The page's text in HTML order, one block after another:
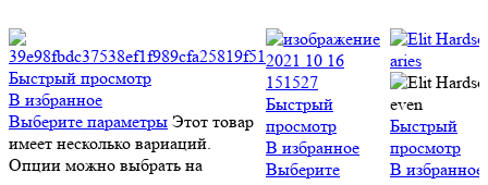
Быстрый просмотр
В избранное
Выберите параметры Этот товар
имеет несколько вариаций.
Опции можно выбрать на
Быстрый
просмотр
В избранное
Выберите
Быстрый
просмотр
В избранное